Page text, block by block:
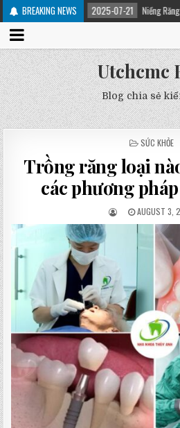
BREAKING NEWS
2025-07-21 Niềng Răng Mắc Cài Là
Utchcmc
Blog chia sẻ
POSTED
SỨC KHỎE
Trồng răng loại
các phương
AUGUST 3,